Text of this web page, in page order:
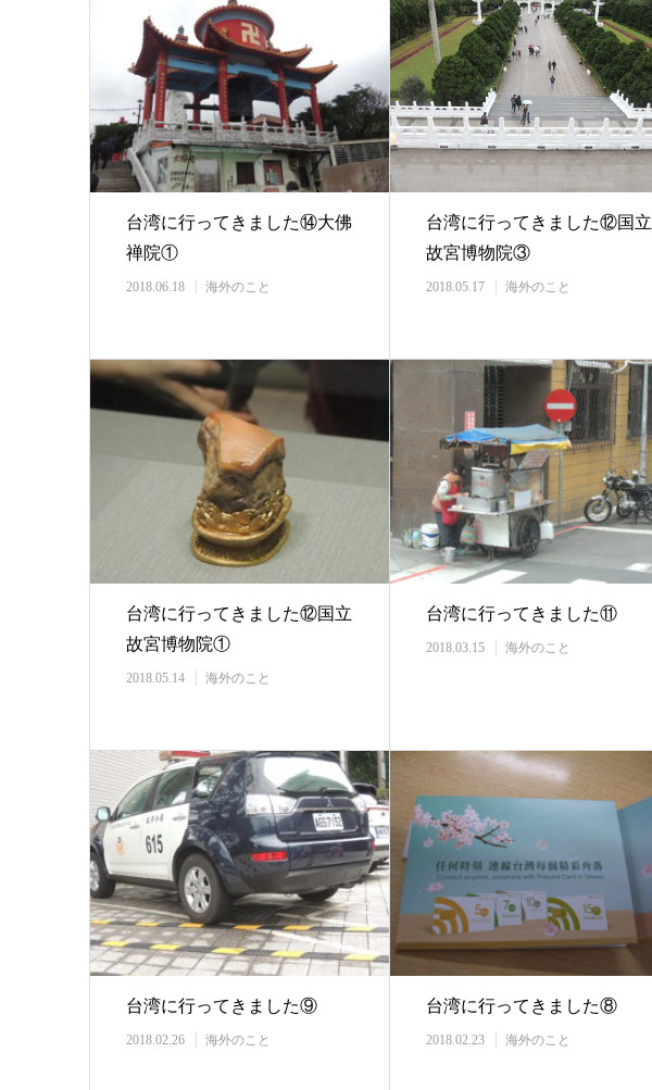
台湾に行ってきました⑭大佛
禅院①
2018.06.18 海外のこと
台湾に行ってきました⑫国立
故宮博物院③
2018.05.17 海外のこと
台湾に行ってきました⑫国立
故宮博物院①
2018.05.14 海外のこと
台湾に行ってきました⑪
2018.03.15 海外のこと
台湾に行ってきました⑨
2018.02.26 海外のこと
台湾に行ってきました⑧
2018.02.23 海外のこと